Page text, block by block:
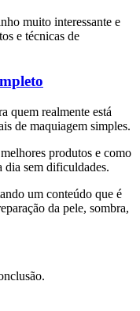
muito interessante e
e técnicas de
quem realmente está
de maquiagem simples.
produtos e como
dia sem dificuldades.
um conteúdo que é
da pele, sombra,